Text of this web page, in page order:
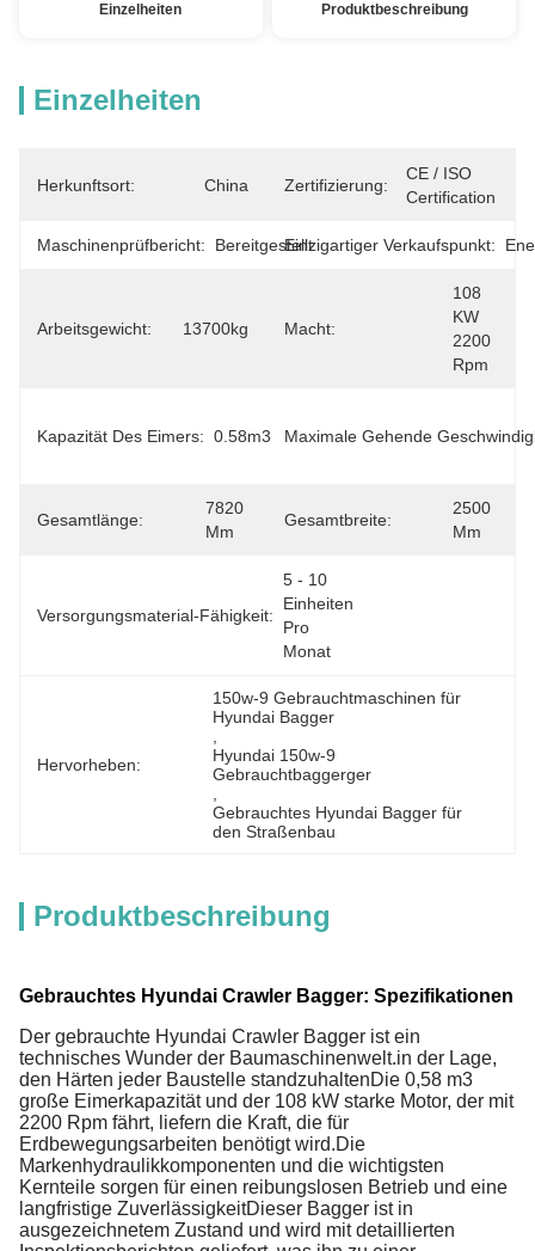
Einzelheiten Produktbeschreibung
Einzelheiten
Herkunftsort: China Zertifizierung:
CE / ISO
Certification
Maschinenprüfbericht: BereitgestelltEinzigartiger Verkaufspunkt:
Arbeitsgewicht: 13700kg Macht:
108
KW
2200
Rpm
Kapazität Des Eimers: 0.58m3 Maximale Gehende
Gesamtlänge:
7820
Mm
Gesamtbreite:
2500
Mm
Versorgungsmaterial-Fähigkeit:
5 - 10
Einheiten
Pro
Monat
Hervorheben:
150w-9 Gebrauchtmaschinen für
Hyundai Bagger
Hyundai 150w-9
Gebrauchtbaggerger
Gebrauchtes Hyundai Bagger für
den Straßenbau
Produktbeschreibung
Gebrauchtes Hyundai Crawler Bagger: Spezifikationen
Der gebrauchte Hyundai Crawler Bagger ist ein
technisches Wunder der Baumaschinenwelt.in der Lage,
den Härten jeder Baustelle standzuhaltenDie 0,58 m3
große Eimerkapazität und der 108 kW starke Motor, der mit
2200 Rpm fährt, liefern die Kraft, die für
Erdbewegungsarbeiten benötigt wird.Die
Markenhydraulikkomponenten und die wichtigsten
Kernteile sorgen für einen reibungslosen Betrieb und eine
langfristige ZuverlässigkeitDieser Bagger ist in
ausgezeichnetem Zustand und wird mit detaillierten